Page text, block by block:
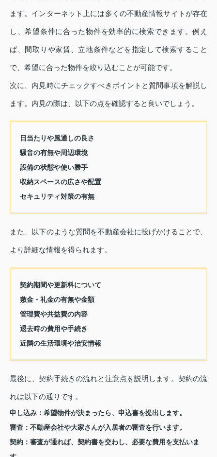
ます。インターネット上には多くの不動産情報サイトが存在
し、希望条件に合った物件を効率的に検索できます。例え
ば、間取りや家賃、立地条件などを指定して検索すること
で、希望に合った物件を絞り込むことが可能です。
次に、内見時にチェックすべきポイントと質問事項を解説し
ます。内見の際は、以下の点を確認すると良いでしょう。
日当たりや風通しの良さ
騒音の有無や周辺環境
設備の状態や使い勝手
収納スペースの広さや配置
セキュリティ対策の有無
また、以下のような質問を不動産会社に投げかけることで、
より詳細な情報を得られます。
契約期間や更新料について
敷金・礼金の有無や金額
管理費や共益費の内容
退去時の費用や手続き
近隣の生活環境や治安情報
最後に、契約手続きの流れと注意点を説明します。契約の流
れは以下の通りです。
申し込み：希望物件が決まったら、申込書を提出します。
審査：不動産会社や大家さんが入居者の審査を行います。
契約：審査が通れば、契約書を交わし、必要な費用を支払いま